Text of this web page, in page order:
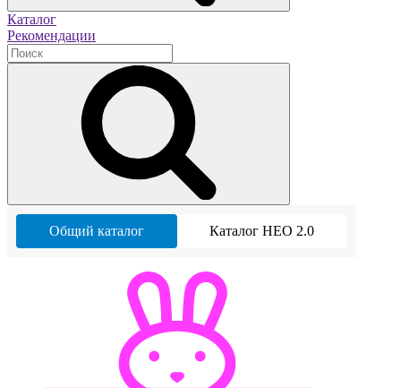
Каталог
Рекомендации
Общий каталог Каталог НЕО 2.0